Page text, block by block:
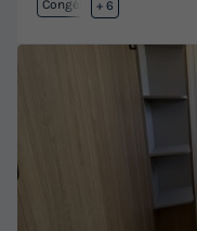
Congélateur
+ 6